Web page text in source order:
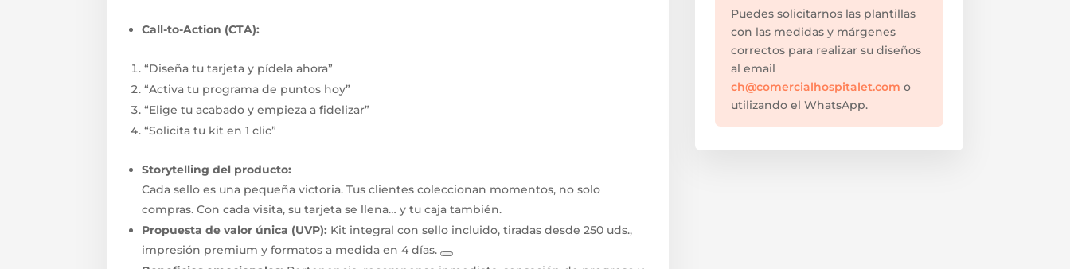
Call-to-Action (CTA):
“Diseña tu tarjeta y pídela ahora”
“Activa tu programa de puntos hoy”
“Elige tu acabado y empieza a fidelizar”
“Solicita tu kit en 1 clic”
Storytelling del producto:
Cada sello es una pequeña victoria. Tus clientes coleccionan momentos, no solo
compras. Con cada visita, su tarjeta se llena… y tu caja también.
Propuesta de valor única (UVP): Kit integral con sello incluido, tiradas desde 250 uds.,
impresión premium y formatos a medida en 4 días.
Puedes solicitarnos las plantillas
con las medidas y márgenes
correctos para realizar su diseños
al email
ch@comercialhospitalet.com o
utilizando el WhatsApp.